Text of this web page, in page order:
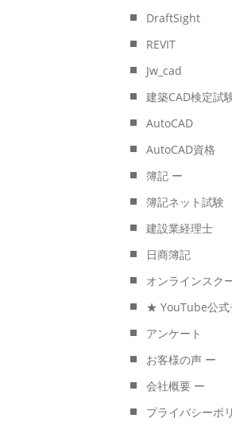
DraftSight
REVIT
Jw_cad
建築CAD検定試
AutoCAD
AutoCAD資格
簿記 ー
簿記ネット試験
建設業経理士
日商簿記
オンラインスク
★ YouTube公
アンケート
お客様の声 ー
会社概要 ー
プライバシーポ